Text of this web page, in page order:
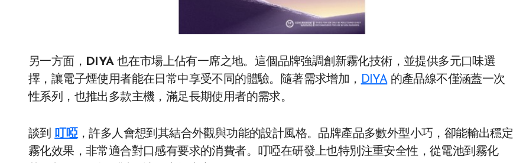
另一方面， DIYA也在市場上佔有一席之地。這個品牌強調創新霧化技術，並提供多元口味選
擇，讓電子煙使用者能在日常中享受不同的體驗。隨著需求增加， DIYA的產品線不僅涵蓋一次
性系列，也推出多款主機，滿足長期使用者的需求。
談到 叮啞，許多人會想到其結合外觀與功能的設計風格。品牌產品多數外型小巧，卻能輸出穩定
霧化效果，非常適合對口感有要求的消費者。叮啞在研發上也特別注重安全性，從電池到霧化